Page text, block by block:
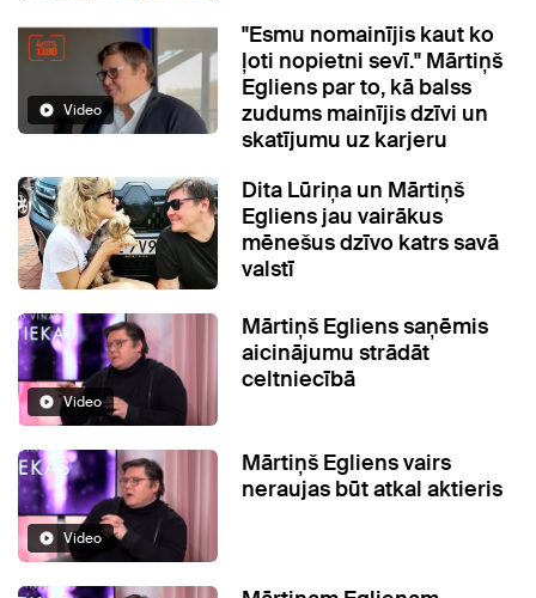
Video
"Esmu nomainījis kaut ko
ļoti nopietni sevī." Mārtiņš
Egliens par to, kā balss
zudums mainījis dzīvi un
skatījumu uz karjeru
Dita Lūriņa un Mārtiņš
Egliens jau vairākus
mēnešus dzīvo katrs savā
valstī
Video
Mārtiņš Egliens saņēmis
aicinājumu strādāt
celtniecībā
Video
Mārtiņš Egliens vairs
neraujas būt atkal aktieris